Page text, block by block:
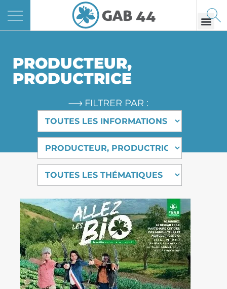
PRODUCTEUR,
PRODUCTRICE
FILTRER PAR :
Panneau de gestion des cookies